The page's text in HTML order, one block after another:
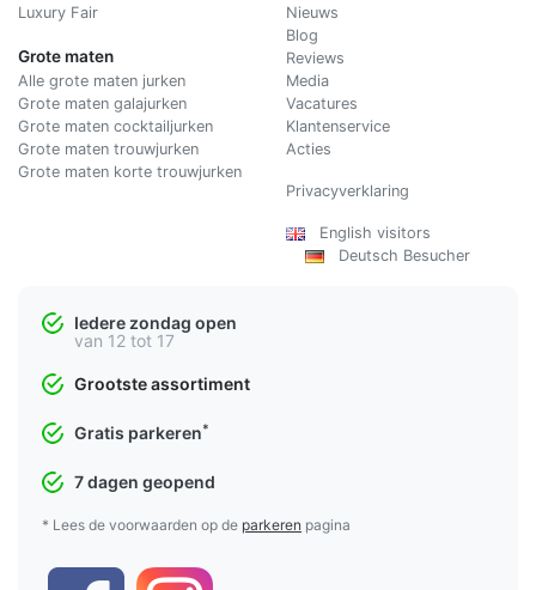
Luxury Fair
Grote maten
Alle grote maten jurken
Grote maten galajurken
Grote maten cocktailjurken
Grote maten trouwjurken
Grote maten korte trouwjurken
Nieuws
Blog
Reviews
Media
Vacatures
Klantenservice
Acties
Privacyverklaring
English visitors
Deutsch Besucher
Iedere zondag open
van 12 tot 17
Grootste assortiment
Gratis parkeren*
7 dagen geopend
* Lees de voorwaarden op de parkeren pagina